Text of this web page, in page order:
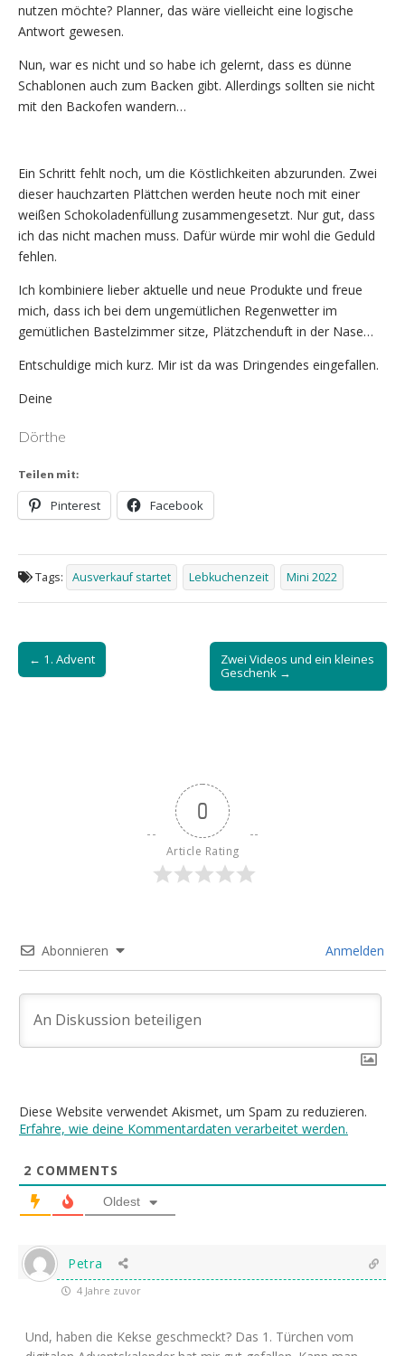
nutzen möchte? Planner, das wäre vielleicht eine logische
Antwort gewesen.
Nun, war es nicht und so habe ich gelernt, dass es dünne
Schablonen auch zum Backen gibt. Allerdings sollten sie nicht
mit den Backofen wandern…
Ein Schritt fehlt noch, um die Köstlichkeiten abzurunden. Zwei
dieser hauchzarten Plättchen werden heute noch mit einer
weißen Schokoladenfüllung zusammengesetzt. Nur gut, dass
ich das nicht machen muss. Dafür würde mir wohl die Geduld
fehlen.
Ich kombiniere lieber aktuelle und neue Produkte und freue
mich, dass ich bei dem ungemütlichen Regenwetter im
gemütlichen Bastelzimmer sitze, Plätzchenduft in der Nase…
Entschuldige mich kurz. Mir ist da was Dringendes eingefallen.
Deine
Dörthe
Teilen mit:
Pinterest Facebook
Tags: Ausverkauf startet Lebkuchenzeit Mini 2022
Post
navigation
← 1. Advent
Zwei Videos und ein kleines
Geschenk →
0
Article Rating
Abonnieren Anmelden
Diese Website verwendet Akismet, um Spam zu reduzieren.
Erfahre, wie deine Kommentardaten verarbeitet werden.
2 COMMENTS
Oldest
Petra
4 Jahre zuvor
Und, haben die Kekse geschmeckt? Das 1. Türchen vom